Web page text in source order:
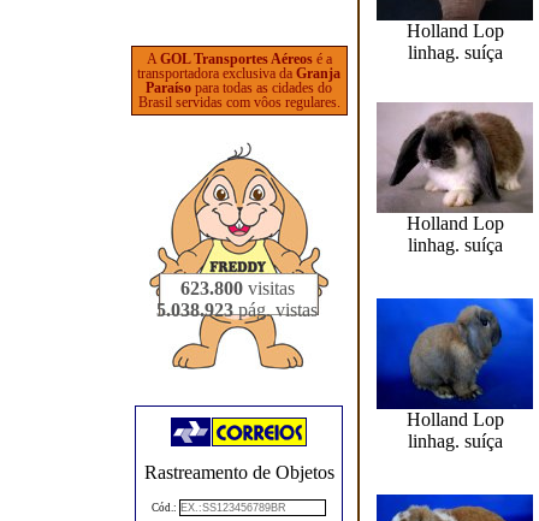
A GOL Transportes Aéreos é a
transportadora exclusiva da Granja
Paraíso para todas as cidades do
Brasil servidas com vôos regulares.
623.800visitas
5.038.923pág. vistas
Rastreamento de Objetos
Cód.:
Holland Lop
linhag. suíça
Holland Lop
linhag. suíça
Holland Lop
linhag. suíça